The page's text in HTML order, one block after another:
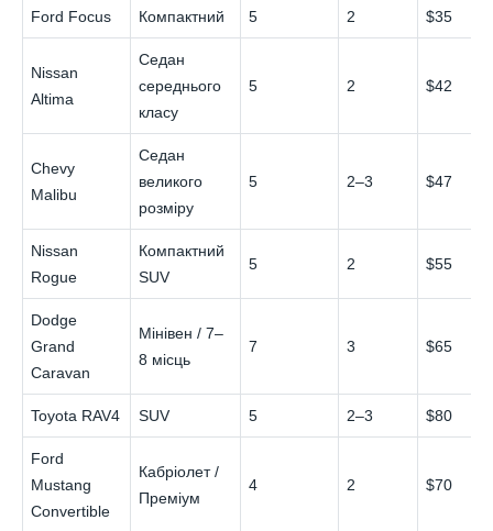
Ford Focus Компактний 5 2 $35
Nissan
Altima
Седан
середнього
класу
5 2 $42
Chevy
Malibu
Седан
великого
розміру
5 2–3 $47
Nissan
Rogue
Компактний
SUV
5 2 $55
Dodge
Grand
Caravan
Мінівен / 7–
8 місць
7 3 $65
Toyota RAV4 SUV 5 2–3 $80
Ford
Mustang
Convertible
Кабріолет /
Преміум
4 2 $70